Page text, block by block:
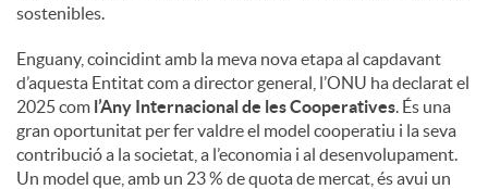
sostenibles.
Enguany, coincidint amb la meva nova etapa al capdavant
d’aquesta Entitat com a director general, l’ONU ha declarat el
2025 com l’Any Internacional de les Cooperatives. És una
gran oportunitat per fer valdre el model cooperatiu i la seva
contribució a la societat, a l’economia i al desenvolupament.
Un model que, amb un 23 % de quota de mercat, és avui un